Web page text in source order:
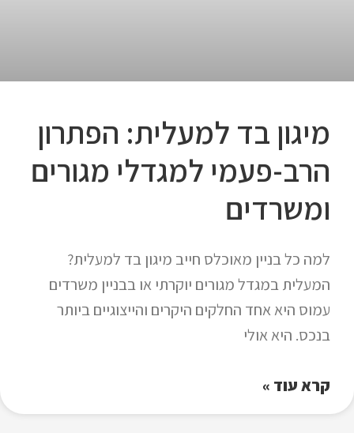
מיגון בד למעלית: הפתרון
הרב-פעמי למגדלי מגורים
ומשרדים
למה כל בניין מאוכלס חייב מיגון בד למעלית?
המעלית במגדל מגורים יוקרתי או בבניין משרדים
עמוס היא אחד החלקים היקרים והייצוגיים ביותר
בנכס. היא אולי
קרא עוד »